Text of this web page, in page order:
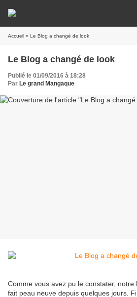
Accueil » Le Blog a changé de look
Le Blog a changé de look
Publié le 01/09/2016 à 18:28
Par Le grand Mangaque
Comme vous avez pu le constater, notre
fait peau neuve depuis quelques jours.